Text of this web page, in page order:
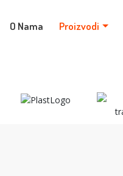
O Nama Proizvodi